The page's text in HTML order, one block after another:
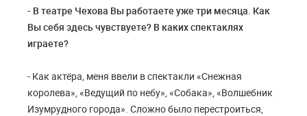
- В театре Чехова Вы работаете уже три месяца. Как
Вы себя здесь чувствуете? В каких спектаклях
играете?
- Как актёра, меня ввели в спектакли «Снежная
королева», «Ведущий по небу», «Собака», «Волшебник
Изумрудного города». Сложно было перестроиться,